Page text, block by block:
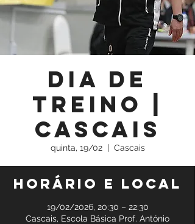
Dia de
Treino |
Cascais
quinta, 19/02
  |
Cascais
Horário e local
19/02/2026, 20:30 – 22:30
Cascais, Escola Básica Prof. António